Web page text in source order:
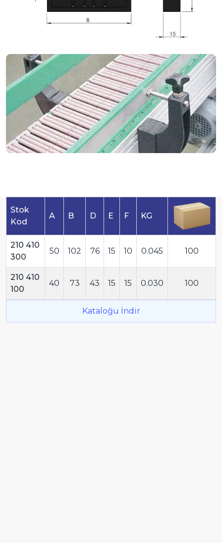
Stok
Kod
A B D E F KG
210 410
300
50 102 76 15 10 0.045 100
210 410
100
40 73 43 15 15 0.030 100
Kataloğu İndir